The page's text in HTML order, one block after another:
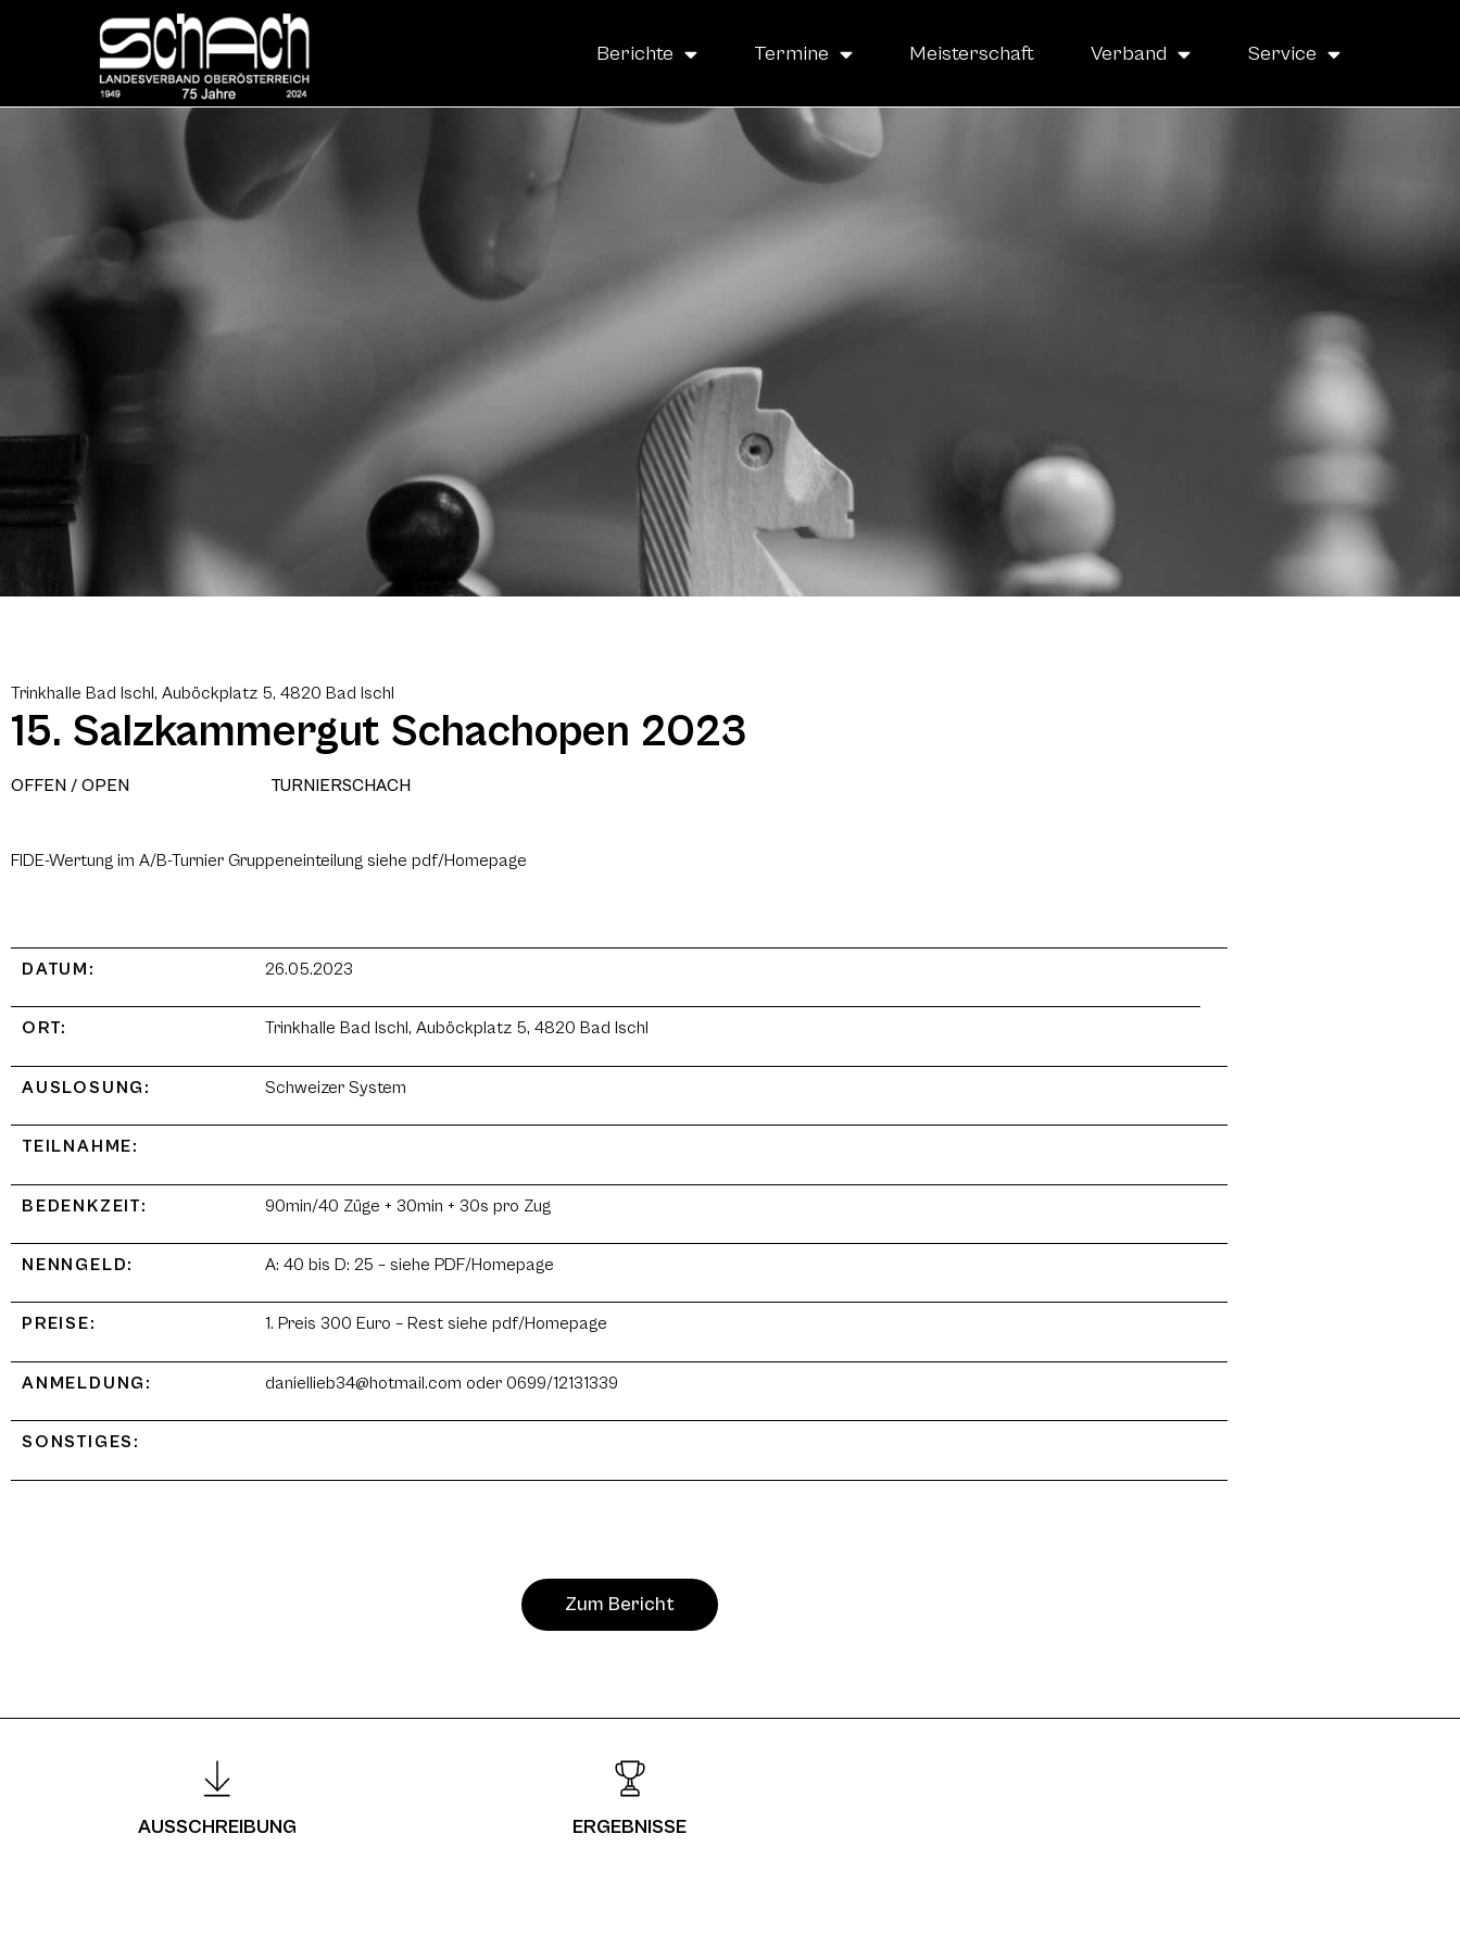
Berichte Termine Meisterschaft Verband Service
Trinkhalle Bad Ischl, Auböckplatz 5, 4820 Bad Ischl
15. Salzkammergut Schachopen 2023
OFFEN / OPEN TURNIERSCHACH
FIDE-Wertung im A/B-Turnier Gruppeneinteilung siehe pdf/Homepage
DATUM: 26.05.2023
ORT: Trinkhalle Bad Ischl, Auböckplatz 5, 4820 Bad Ischl
AUSLOSUNG: Schweizer System
TEILNAHME:
BEDENKZEIT: 90min/40 Züge + 30min + 30s pro Zug
NENNGELD: A: 40 bis D: 25 – siehe PDF/Homepage
PREISE: 1. Preis 300 Euro – Rest siehe pdf/Homepage
ANMELDUNG: daniellieb34@hotmail.com oder 0699/12131339
SONSTIGES:
Zum Bericht
AUSSCHREIBUNG ERGEBNISSE